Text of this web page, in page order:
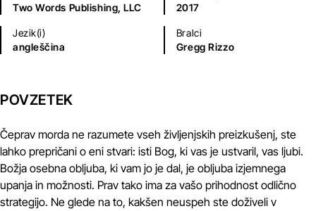
Two Words Publishing, LLC
2017
Jezik(i)
angleščina
Bralci
Gregg Rizzo
POVZETEK
Čeprav morda ne razumete vseh življenjskih preizkušenj, ste
lahko prepričani o eni stvari: isti Bog, ki vas je ustvaril, vas ljubi.
Božja osebna obljuba, ki vam jo je dal, je obljuba izjemnega
upanja in možnosti. Prav tako ima za vašo prihodnost odlično
strategijo. Ne glede na to, kakšen neuspeh ste doživeli v